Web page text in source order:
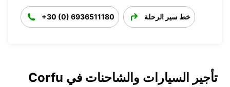
+30 (0) 6936511180 خط سير الرحلة
تأجير السيارات والشاحنات في Corfu